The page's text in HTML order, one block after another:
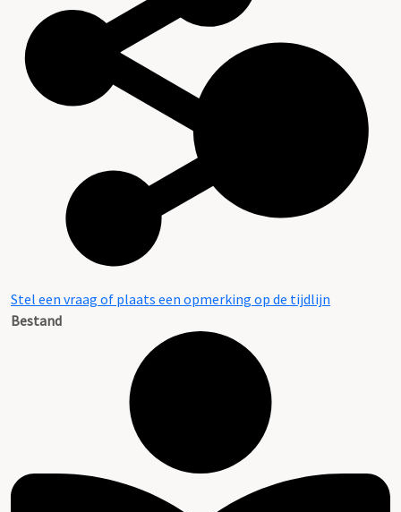
Stel een vraag of plaats een opmerking op de tijdlijn
Bestand